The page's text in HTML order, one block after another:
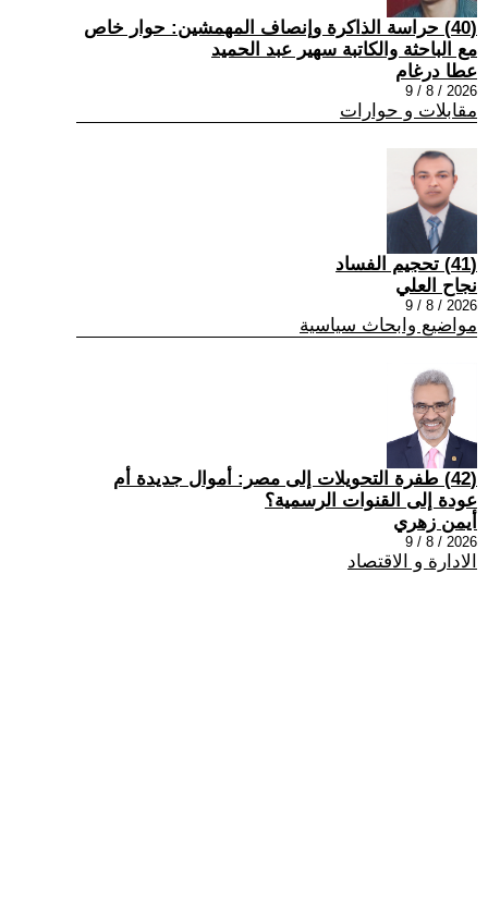
(40) حراسة الذاكرة وإنصاف المهمشين: حوار خاص
مع الباحثة والكاتبة سهير عبد الحميد
عطا درغام
2026 / 8 / 9
مقابلات و حوارات
(41) تحجيم الفساد
نجاح العلي
2026 / 8 / 9
مواضيع وابحاث سياسية
(42) طفرة التحويلات إلى مصر: أموال جديدة أم
عودة إلى القنوات الرسمية؟
أيمن زهري
2026 / 8 / 9
الادارة و الاقتصاد